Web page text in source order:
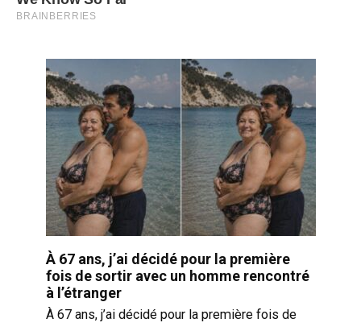
À 67 ans, j’ai décidé pour la première
fois de sortir avec un homme rencontré
à l’étranger
À 67 ans, j’ai décidé pour la première fois de